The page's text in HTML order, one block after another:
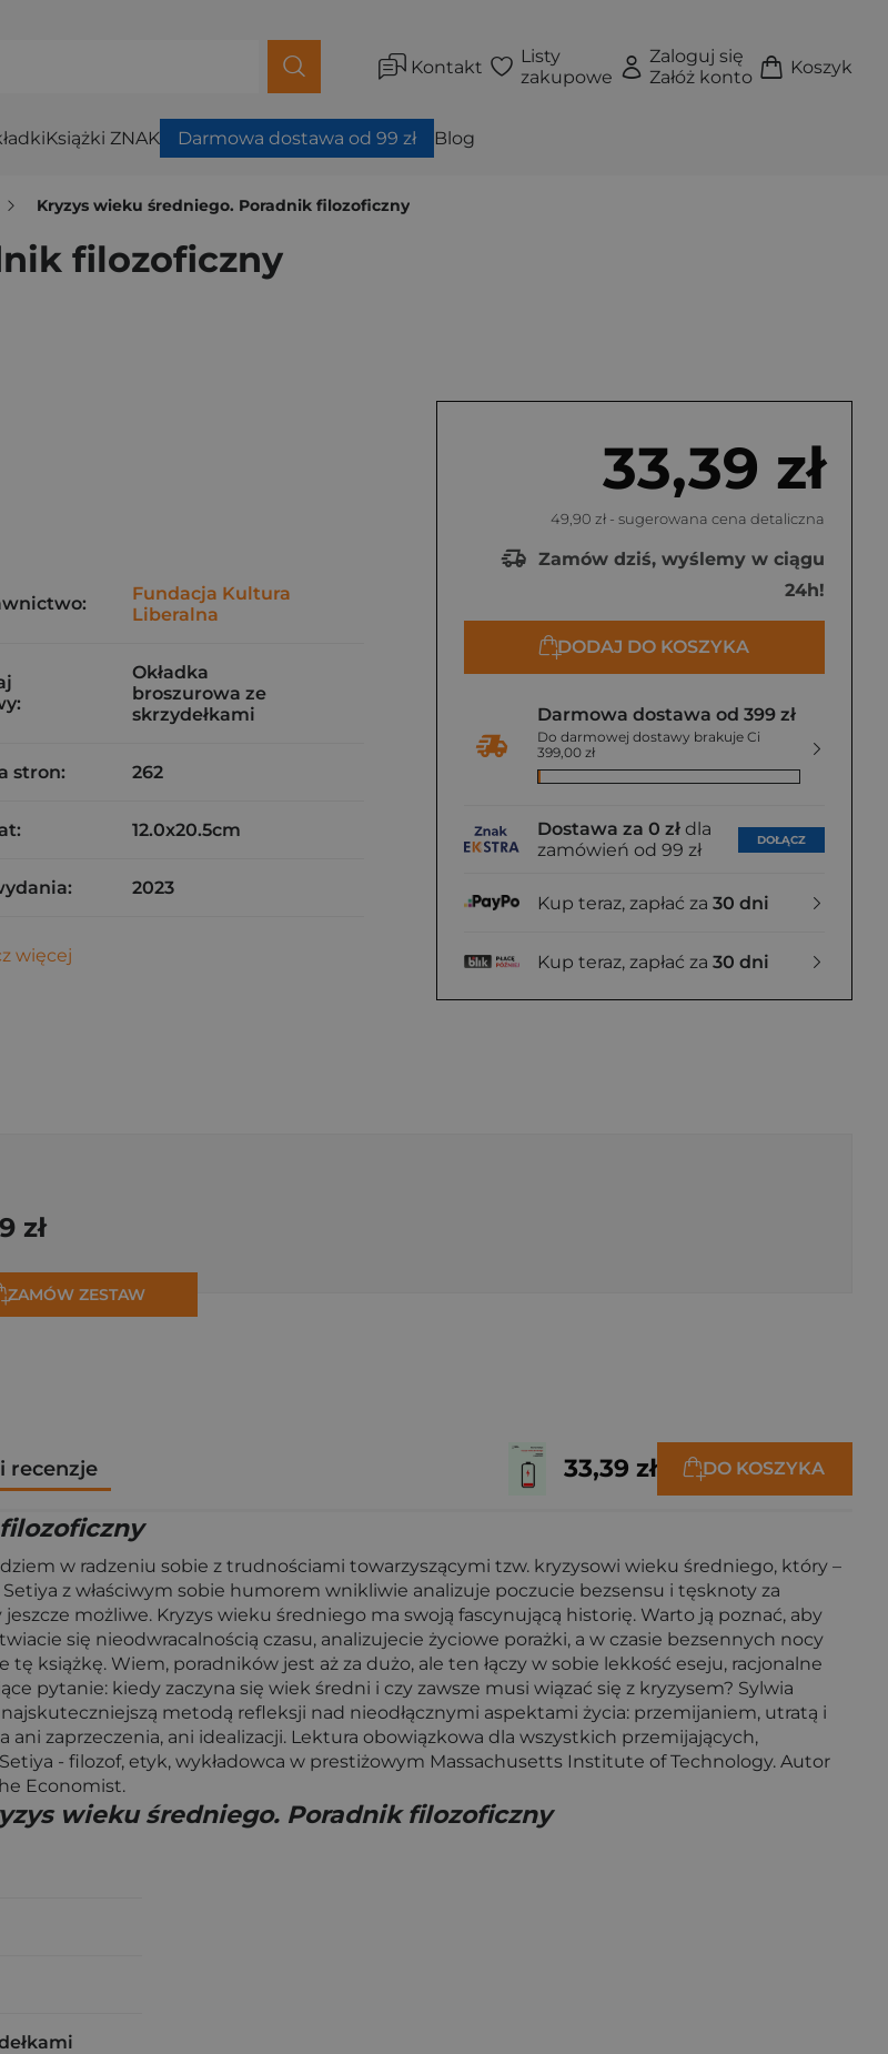
Kontakt
Listy
zakupowe
Zaloguj się
Załóż konto
Koszyk
Książki ZNAK Darmowa dostawa od 99 zł Blog
Kryzys wieku średniego. Poradnik filozoficzny
filozoficzny
33,39 zł
49,90 zł - sugerowana cena detaliczna
Zamów dziś, wyślemy w ciągu
24h!
DODAJ DO KOSZYKA
Darmowa dostawa od 399 zł
Do darmowej dostawy brakuje Ci
399,00 zł
Dostawa za 0 zł dla
zamówień od 99 zł
DOŁĄCZ
Kup teraz, zapłać za 30 dni
Kup teraz, zapłać za 30 dni
Fundacja Kultura
Liberalna
Okładka
broszurowa ze
skrzydełkami
stron: 262
12.0x20.5cm
2023
więcej
zł
ZAMÓW ZESTAW
recenzje 33,39 zł DO KOSZYKA
w radzeniu sobie z trudnościami towarzyszącymi tzw. kryzysowi wieku średniego, który –
z właściwym sobie humorem wnikliwie analizuje poczucie bezsensu i tęsknoty za
możliwe. Kryzys wieku średniego ma swoją fascynującą historię. Warto ją poznać, aby
się nieodwracalnością czasu, analizujecie życiowe porażki, a w czasie bezsennych nocy
tę książkę. Wiem, poradników jest aż za dużo, ale ten łączy w sobie lekkość eseju, racjonalne
pytanie: kiedy zaczyna się wiek średni i czy zawsze musi wiązać się z kryzysem? Sylwia
metodą refleksji nad nieodłącznymi aspektami życia: przemijaniem, utratą i
zaprzeczenia, ani idealizacji. Lektura obowiązkowa dla wszystkich przemijających,
- filozof, etyk, wykładowca w prestiżowym Massachusetts Institute of Technology. Autor
Economist.
wieku średniego. Poradnik filozoficzny